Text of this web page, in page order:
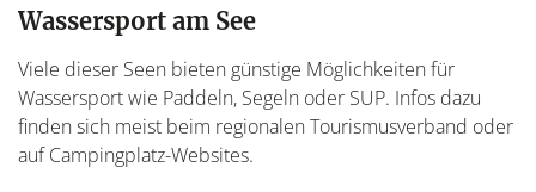
Wassersport am See
Viele dieser Seen bieten günstige Möglichkeiten für
Wassersport wie Paddeln, Segeln oder SUP. Infos dazu
finden sich meist beim regionalen Tourismusverband oder
auf Campingplatz-Websites.